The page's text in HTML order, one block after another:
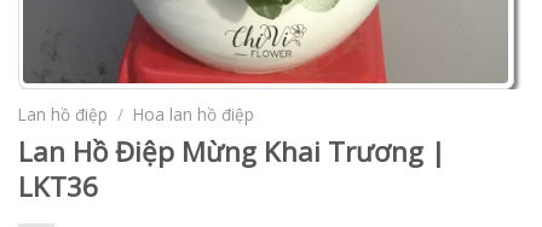
Lan hồ điệp / Hoa lan hồ điệp
Lan Hồ Điệp Mừng Khai Trương |
LKT36